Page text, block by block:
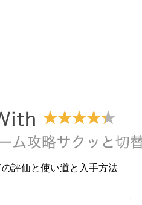
評価と使い道と入手方法